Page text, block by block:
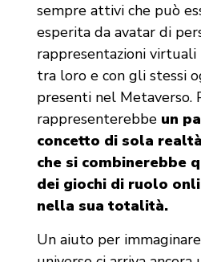
sempre attivi che può
esperita da avatar di
rappresentazioni
tra loro e con gli stessi
presenti nel Metaverso.
rappresenterebbe un
concetto di sola
che si combinerebbe
dei giochi di ruolo
nella sua totalità.
Un aiuto per